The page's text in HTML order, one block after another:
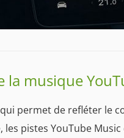
musique
permet de refléter le
pistes YouTube